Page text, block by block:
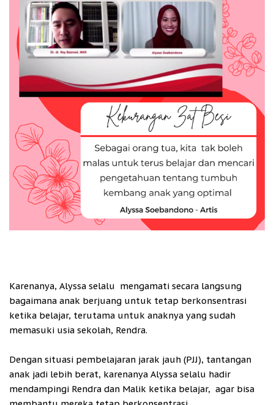
Karenanya, Alyssa selalu mengamati secara langsung
bagaimana anak berjuang untuk tetap berkonsentrasi
ketika belajar, terutama untuk anaknya yang sudah
memasuki usia sekolah, Rendra.
Dengan situasi pembelajaran jarak jauh (PJJ), tantangan
anak jadi lebih berat, karenanya Alyssa selalu hadir
mendampingi Rendra dan Malik ketika belajar, agar bisa